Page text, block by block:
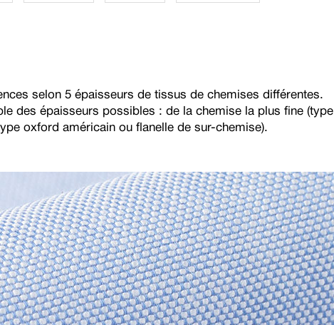
selon 5 épaisseurs de tissus de chemises différentes.
des épaisseurs possibles : de la chemise la plus fine (type
oxford américain ou flanelle de sur-chemise).